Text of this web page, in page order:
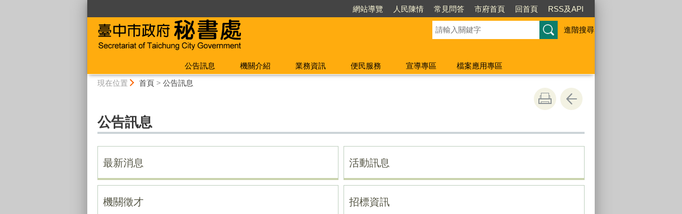
網站導覽 人民陳情 常見問答 市府首頁 回首頁 RSS及API
進階搜尋
公告訊息 機關介紹 業務資訊 便民服務 宣導專區
檔案應用專區
現在位置 首頁> 公告訊息
公告訊息
最新消息 活動訊息
機關徵才 招標資訊